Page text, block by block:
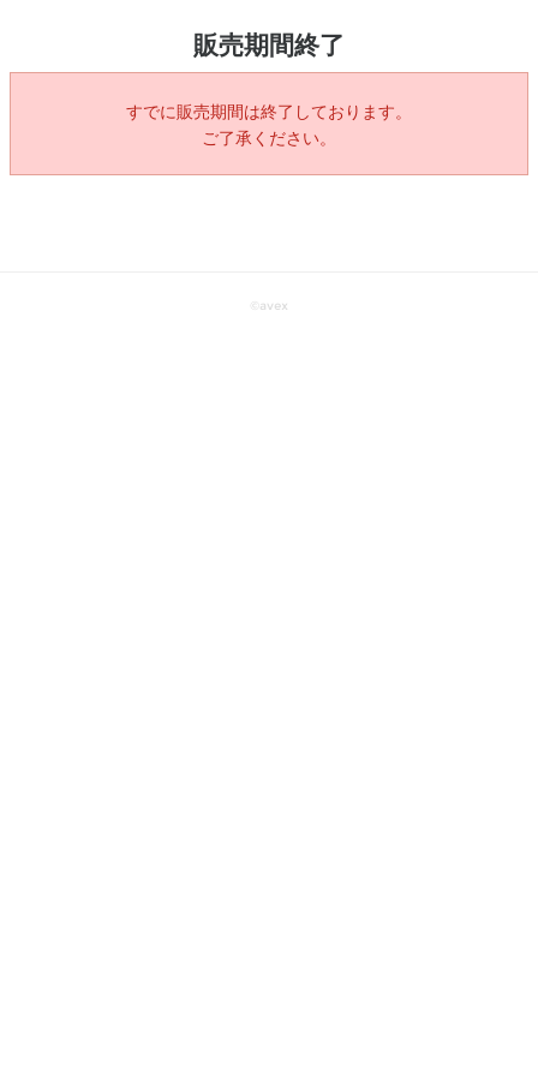
販売期間終了
すでに販売期間は終了しております。
ご了承ください。
© avex